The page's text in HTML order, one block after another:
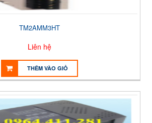
TM2AMM3HT
Liên hệ
THÊM VÀO GIỎ